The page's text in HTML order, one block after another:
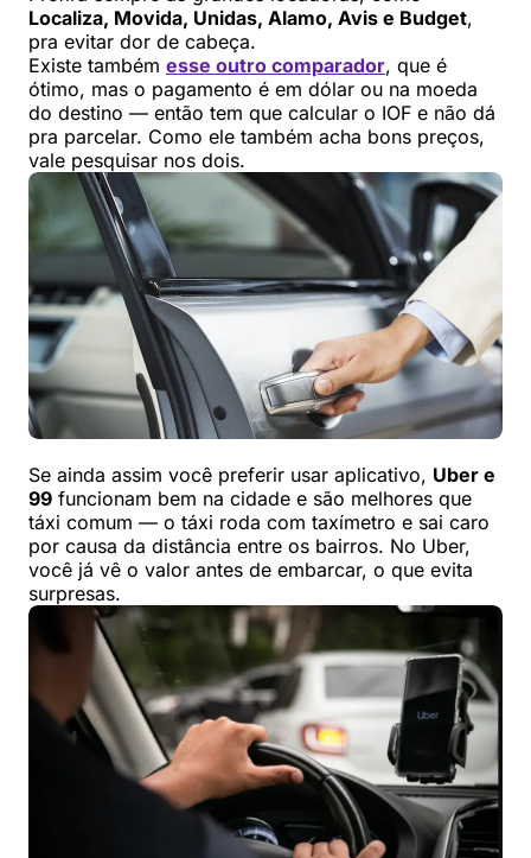
Localiza, Movida, Unidas, Alamo, Avis e Budget,
pra evitar dor de cabeça.
Existe também esse outro comparador, que é
ótimo, mas o pagamento é em dólar ou na moeda
do destino — então tem que calcular o IOF e não dá
pra parcelar. Como ele também acha bons preços,
vale pesquisar nos dois.
Se ainda assim você preferir usar aplicativo, Uber e
99 funcionam bem na cidade e são melhores que
táxi comum — o táxi roda com taxímetro e sai caro
por causa da distância entre os bairros. No Uber,
você já vê o valor antes de embarcar, o que evita
surpresas.